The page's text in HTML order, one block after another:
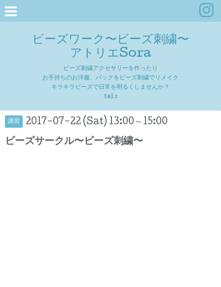
ビーズワーク〜ビーズ刺繍〜
アトリエSora
ビーズ刺繍アクセサリーを作ったり
お手持ちのお洋服、バックをビーズ刺繍でリメイク
キラキラビーズで日常を明るくしませんか？
tel :
講習 2017-07-22 (Sat) 13:00～15:00
ビーズサークル〜ビーズ刺繍〜